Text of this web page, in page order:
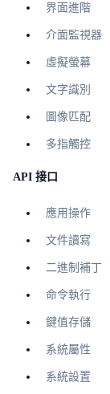
界面進階
介面監視器
虛擬螢幕
文字識別
圖像匹配
多指觸控
API 接口
應用操作
文件讀寫
二進制補丁
命令執行
鍵值存儲
系統屬性
系統設置